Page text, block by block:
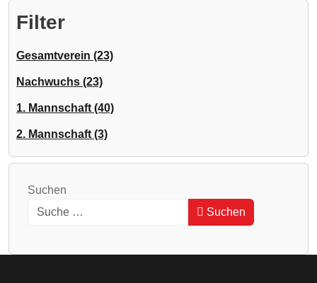
Filter
Gesamtverein (23)
Nachwuchs (23)
1. Mannschaft (40)
2. Mannschaft (3)
Suchen
Suchen